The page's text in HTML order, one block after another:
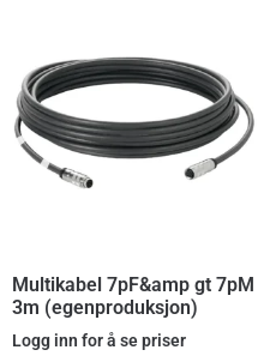
Multikabel 7pF&amp gt 7pM
3m (egenproduksjon)
Logg inn for å se priser